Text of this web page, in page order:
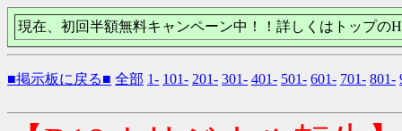
現在、初回半額無料キャンペーン中！！詳しくはトップの
■掲示板に戻る■ 全部 1- 101- 201- 301- 401- 501- 601- 701- 801-